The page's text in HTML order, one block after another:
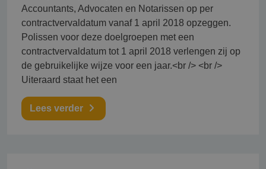
Accountants, Advocaten en Notarissen op per
contractvervaldatum vanaf 1 april 2018 opzeggen.
Polissen voor deze doelgroepen met een
contractvervaldatum tot 1 april 2018 verlengen zij op
de gebruikelijke wijze voor een jaar.<br /> <br />
Uiteraard staat het een
Lees verder